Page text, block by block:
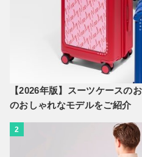
【2026年版】スーツケースの
のおしゃれなモデルをご紹介
2